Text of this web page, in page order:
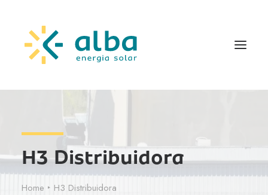
H3 Distribuidora
Home H3 Distribuidora